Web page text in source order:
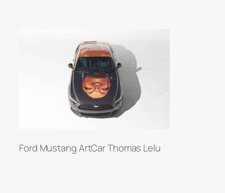
Ford Mustang ArtCar Thomas Lelu